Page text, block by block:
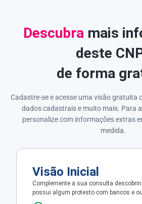
Descubramais
deste
de forma
Cadastre-se e acesse uma visão gratuita
dados cadastrais e muito mais. Para
personalize com informações extras
medida.
Visão Inicial
Complemente a sua consulta
possui algum protesto com bancos e